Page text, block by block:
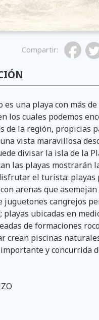
Compartir:
es una playa con más
los cuales podemos
de la región, propicias
vista maravillosa
divisar la isla de la
las playas mostrarán
el turista: playas
arenas que
juguetones cangrejos
playas ubicadas en
de formaciones
crean piscinas
y concurrida